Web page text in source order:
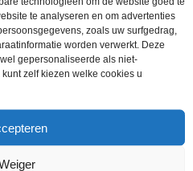
te analyseren en om advertenties
zoals uw surfgedrag,
worden verwerkt. Deze
gepersonaliseerde als niet-
zelf kiezen welke cookies u
1 Euro(4)